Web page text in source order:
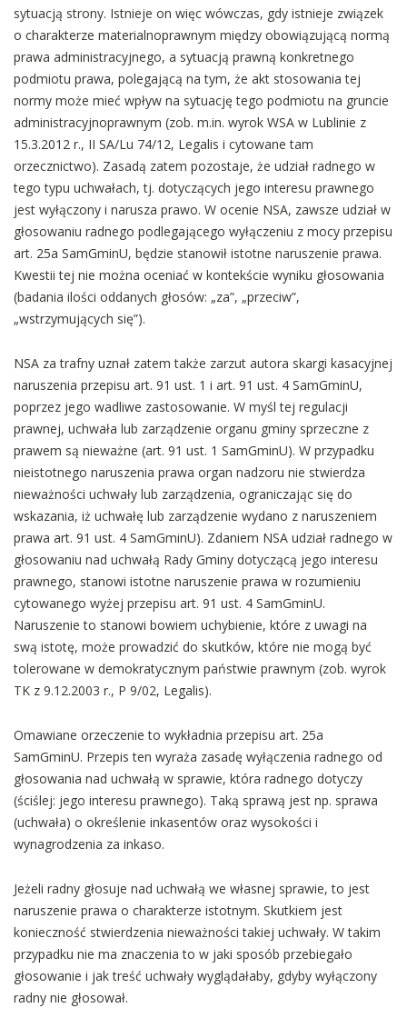
sytuacją strony. Istnieje on więc wówczas, gdy istnieje związek
o charakterze materialnoprawnym między obowiązującą normą
prawa administracyjnego, a sytuacją prawną konkretnego
podmiotu prawa, polegającą na tym, że akt stosowania tej
normy może mieć wpływ na sytuację tego podmiotu na gruncie
administracyjnoprawnym (zob. m.in. wyrok WSA w Lublinie z
15.3.2012 r., II SA/Lu 74/12, Legalis i cytowane tam
orzecznictwo). Zasadą zatem pozostaje, że udział radnego w
tego typu uchwałach, tj. dotyczących jego interesu prawnego
jest wyłączony i narusza prawo. W ocenie NSA, zawsze udział w
głosowaniu radnego podlegającego wyłączeniu z mocy przepisu
art. 25a SamGminU, będzie stanowił istotne naruszenie prawa.
Kwestii tej nie można oceniać w kontekście wyniku głosowania
(badania ilości oddanych głosów: „za”, „przeciw”,
„wstrzymujących się”).
NSA za trafny uznał zatem także zarzut autora skargi kasacyjnej
naruszenia przepisu art. 91 ust. 1 i art. 91 ust. 4 SamGminU,
poprzez jego wadliwe zastosowanie. W myśl tej regulacji
prawnej, uchwała lub zarządzenie organu gminy sprzeczne z
prawem są nieważne (art. 91 ust. 1 SamGminU). W przypadku
nieistotnego naruszenia prawa organ nadzoru nie stwierdza
nieważności uchwały lub zarządzenia, ograniczając się do
wskazania, iż uchwałę lub zarządzenie wydano z naruszeniem
prawa art. 91 ust. 4 SamGminU). Zdaniem NSA udział radnego w
głosowaniu nad uchwałą Rady Gminy dotyczącą jego interesu
prawnego, stanowi istotne naruszenie prawa w rozumieniu
cytowanego wyżej przepisu art. 91 ust. 4 SamGminU.
Naruszenie to stanowi bowiem uchybienie, które z uwagi na
swą istotę, może prowadzić do skutków, które nie mogą być
tolerowane w demokratycznym państwie prawnym (zob. wyrok
TK z 9.12.2003 r., P 9/02, Legalis).
Omawiane orzeczenie to wykładnia przepisu art. 25a
SamGminU. Przepis ten wyraża zasadę wyłączenia radnego od
głosowania nad uchwałą w sprawie, która radnego dotyczy
(ściślej: jego interesu prawnego). Taką sprawą jest np. sprawa
(uchwała) o określenie inkasentów oraz wysokości i
wynagrodzenia za inkaso.
Jeżeli radny głosuje nad uchwałą we własnej sprawie, to jest
naruszenie prawa o charakterze istotnym. Skutkiem jest
konieczność stwierdzenia nieważności takiej uchwały. W takim
przypadku nie ma znaczenia to w jaki sposób przebiegało
głosowanie i jak treść uchwały wyglądałaby, gdyby wyłączony
radny nie głosował.